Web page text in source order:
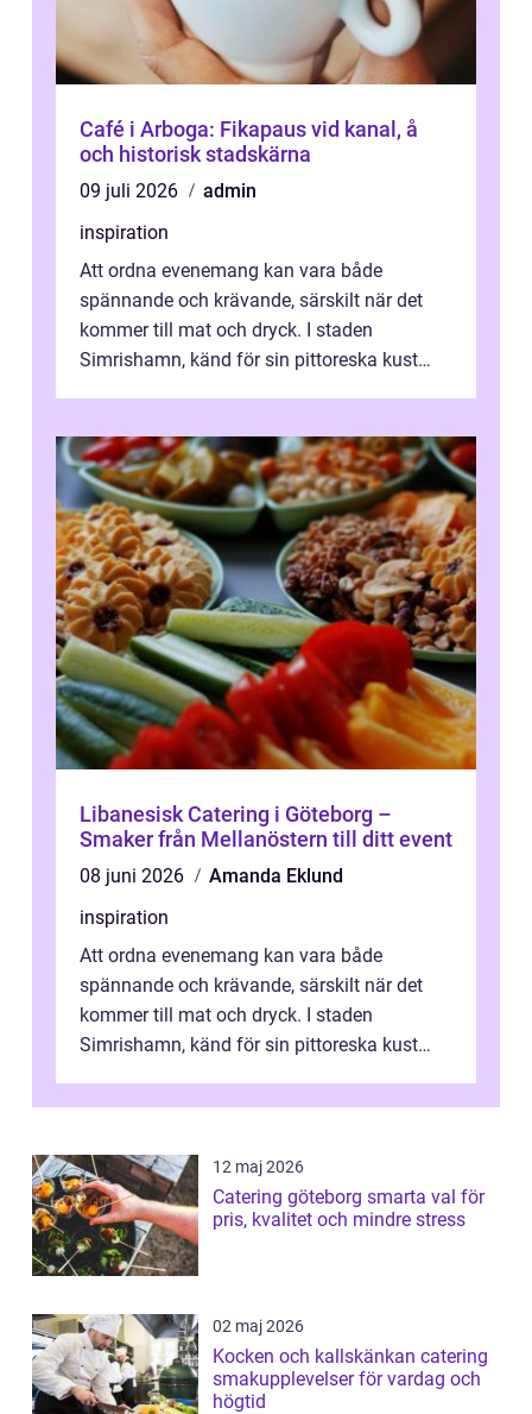
Café i Arboga: Fikapaus vid kanal, å
och historisk stadskärna
09 juli 2026
admin
inspiration
Att ordna evenemang kan vara både
spännande och krävande, särskilt när det
kommer till mat och dryck. I staden
Simrishamn, känd för sin pittoreska kust
Libanesisk Catering i Göteborg –
Smaker från Mellanöstern till ditt event
08 juni 2026
Amanda Eklund
inspiration
Att ordna evenemang kan vara både
spännande och krävande, särskilt när det
kommer till mat och dryck. I staden
Simrishamn, känd för sin pittoreska kust
12 maj 2026
Catering göteborg smarta val för
pris, kvalitet och mindre stress
02 maj 2026
Kocken och kallskänkan catering
smakupplevelser för vardag och
högtid